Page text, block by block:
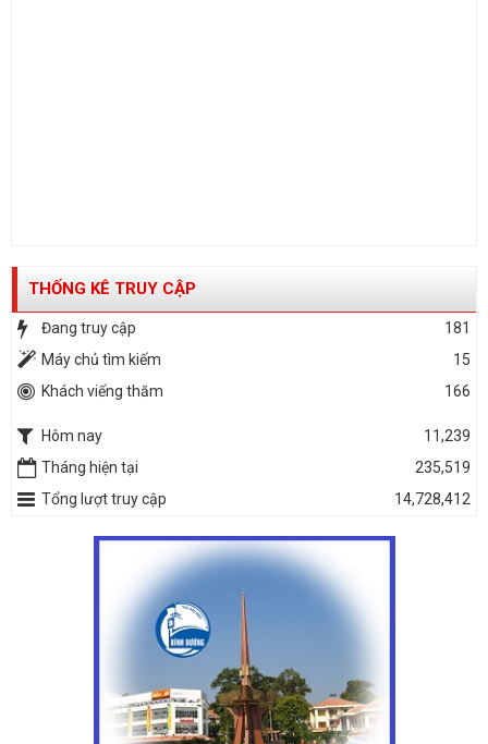
THỐNG KÊ TRUY CẬP
Đang truy cập
181
Máy chủ tìm kiếm
15
Khách viếng thăm
166
Hôm nay
11,239
Tháng hiện tại
235,519
Tổng lượt truy cập
14,728,412